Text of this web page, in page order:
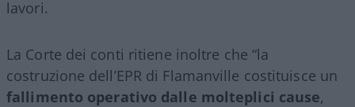
lavori.
La Corte dei conti ritiene inoltre che “la
costruzione dell’EPR di Flamanville costituisce un
fallimento operativo dalle molteplici cause,